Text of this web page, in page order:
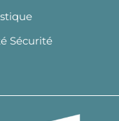
Sécurité